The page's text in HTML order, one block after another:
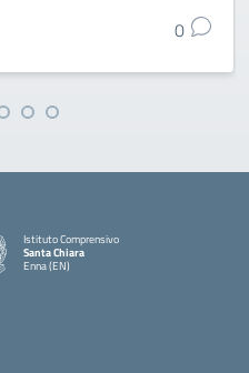
0
Istituto Comprensivo
Santa Chiara
Enna (EN)